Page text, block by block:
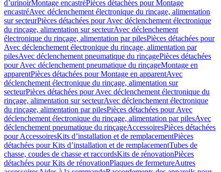
dʼurinoirMontage encastréPièces détachées pour Montage
encastréAvec déclenchement électronique du rinçage, alimentation
sur secteurPièces détachées pour Avec déclenchement électronique
du rinçage, alimentation sur secteurAvec déclenchement
électronique du rinçage, alimentation par pilesPièces détachées pour
Avec déclenchement électronique du rinçage, alimentation par
pilesAvec déclenchement pneumatique du rinçagePièces détachées
pour Avec déclenchement pneumatique du rinçageMontage en
apparentPièces détachées pour Montage en apparentAvec
déclenchement électronique du rinçage, alimentation sur
secteurPièces détachées pour Avec déclenchement électronique du
rinçage, alimentation sur secteurAvec déclenchement électronique
du rinçage, alimentation par pilesPièces détachées pour Avec
déclenchement électronique du rinçage, alimentation par pilesAvec
déclenchement pneumatique du rinçageAccessoiresPièces détachées
pour AccessoiresKits d’installation et de remplacementPièces
détachées pour Kits d’installation et de remplacementTubes de
chasse, coudes de chasse et raccordsKits de rénovationPièces
détachées pour Kits de rénovationPlaques de fermetureAutres